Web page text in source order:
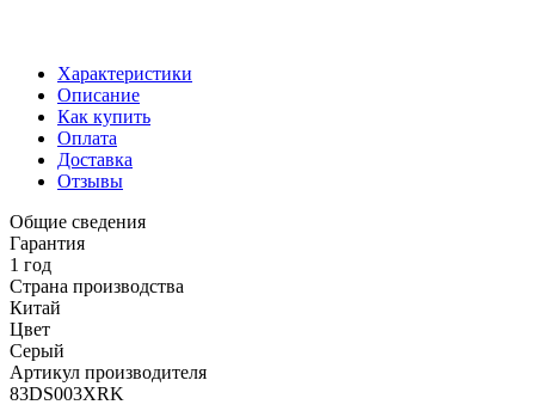
Характеристики
Описание
Как купить
Оплата
Доставка
Отзывы
Общие сведения
Гарантия
1 год
Страна производства
Китай
Цвет
Серый
Артикул производителя
83DS003XRK